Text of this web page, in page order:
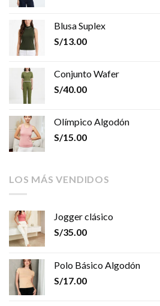
Blusa Suplex
S/13.00
Conjunto Wafer
S/40.00
Olímpico Algodón
S/15.00
LOS MÁS VENDIDOS
Jogger clásico
S/35.00
Polo Básico Algodón
S/17.00